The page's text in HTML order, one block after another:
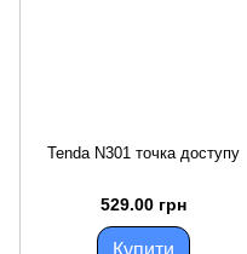
Tenda N301 точка доступу
529.00 грн